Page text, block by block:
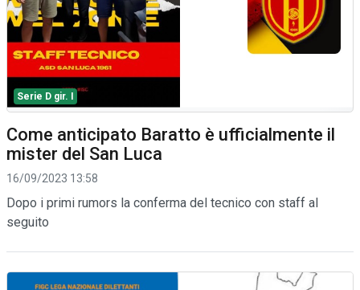
Serie D gir. I
Come anticipato Baratto è ufficialmente il
mister del San Luca
16/09/2023 13:58
Dopo i primi rumors la conferma del tecnico con staff al
seguito